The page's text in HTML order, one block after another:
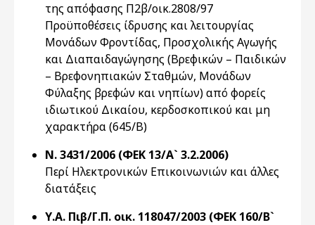
της απόφασης Π2β/οικ.2808/97
Προϋποθέσεις ίδρυσης και λειτουργίας
Μονάδων Φροντίδας, Προσχολικής Αγωγής
και Διαπαιδαγώγησης (Βρεφικών – Παιδικών
– Βρεφονηπιακών Σταθμών, Μονάδων
Φύλαξης βρεφών και νηπίων) από φορείς
ιδιωτικού Δικαίου, κερδοσκοπικού και μη
χαρακτήρα (645/Β)
Ν. 3431/2006 (ΦΕΚ 13/Α` 3.2.2006)
Περί Ηλεκτρονικών Επικοινωνιών και άλλες
διατάξεις
Υ.Α. Πιβ/Γ.Π. οικ. 118047/2003 (ΦΕΚ 160/Β`